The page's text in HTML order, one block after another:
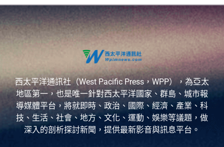
西太平洋通訊社（West Pacific Press，WPP），為亞太
地區第一，也是唯一針對西太平洋國家、群島、城市報
導媒體平台，將就即時、政治、國際、經濟、產業、科
技、生活、社會、地方、文化、運動、娛樂等議題，做
深入的剖析探討新聞，提供最新影音與訊息平台。